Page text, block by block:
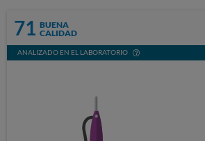
71 BUENA
CALIDAD
ANALIZADO EN EL LABORATORIO